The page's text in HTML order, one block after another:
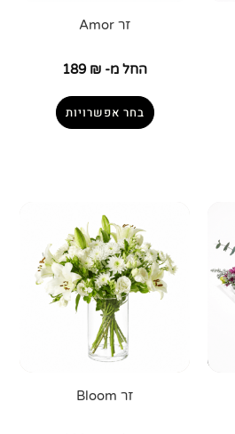
זר Amor
החל מ- 189 ₪
בחר אפשרויות
זר Bloom